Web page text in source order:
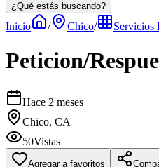
¿Qué estás buscando?
Inicio / Chico/ Servicios
Peticion/
Hace 2 meses
Chico, CA
50Vistas
Agregar a favoritos